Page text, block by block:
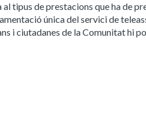
tipus de prestacions que ha de
única del servici de
i ciutadanes de la Comunitat hi